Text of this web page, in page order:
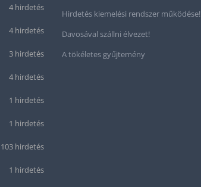
4 hirdetés
4 hirdetés
3 hirdetés
4 hirdetés
1 hirdetés
1 hirdetés
103 hirdetés
1 hirdetés
Hirdetés kiemelési rendszer működése!
Davosával szállni élvezet!
A tökéletes gyűjtemény